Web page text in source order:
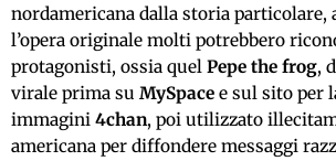
nordamericana dalla storia particolare,
l’opera originale molti potrebbero
protagonisti, ossia quel Pepe the frog,
virale prima su MySpace e sul sito per
immagini 4chan, poi utilizzato
americana per diffondere messaggi